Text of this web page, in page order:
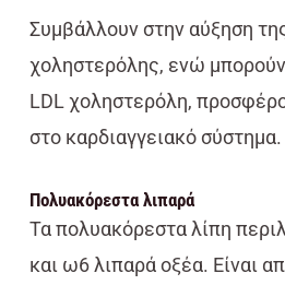
Συμβάλλουν στην αύξηση
χοληστερόλης, ενώ
LDL χοληστερόλη,
στο καρδιαγγειακό σύστημα.
Πολυακόρεστα λιπαρά
Τα πολυακόρεστα λίπη
και ω6 λιπαρά οξέα. Είναι